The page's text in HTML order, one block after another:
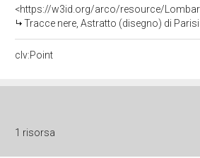
<https://w3id.org/arco/resource/
Tracce nere, Astratto (disegno) di
clv:Point
1 risorsa